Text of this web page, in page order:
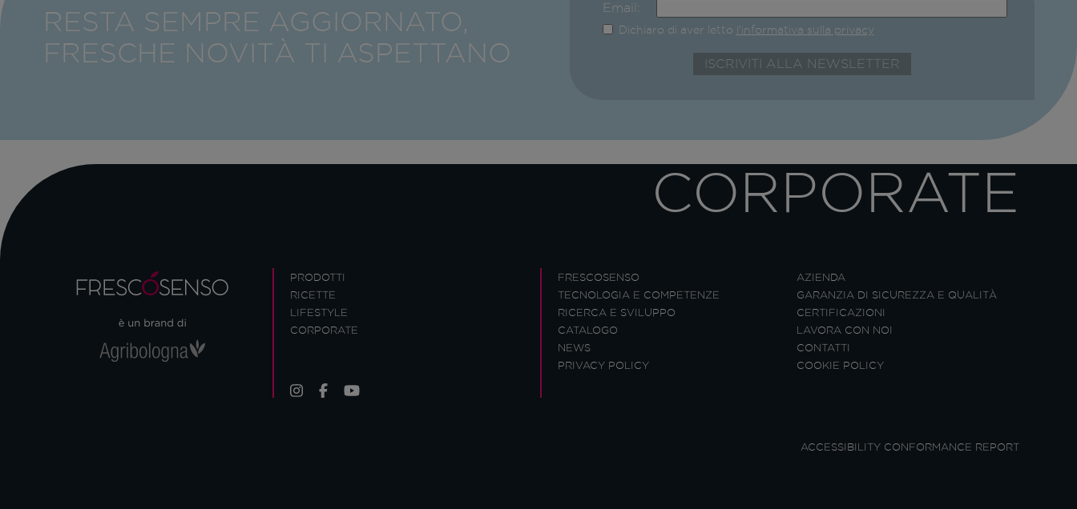
RESTA SEMPRE AGGIORNATO,
FRESCHE NOVITÀ TI ASPETTANO
Email:
Dichiaro di aver letto l'informativa sulla privacy
PRODOTTI
RICETTE
LIFESTYLE
CORPORATE
CORPORATE
FRESCOSENSO
AZIENDA
TECNOLOGIA E COMPETENZE
GARANZIA DI SICUREZZA E QUALITÀ
RICERCA E SVILUPPO
CERTIFICAZIONI
CATALOGO
LAVORA CON NOI
NEWS
CONTATTI
PRIVACY POLICY
COOKIE POLICY
ACCESSIBILITY CONFORMANCE REPORT